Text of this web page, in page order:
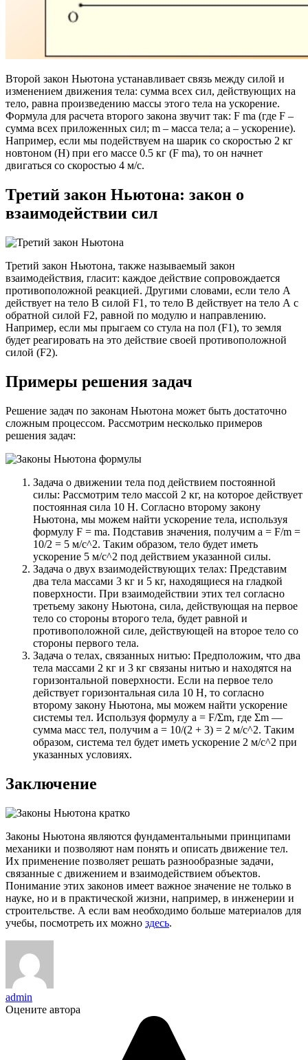
Второй закон Ньютона устанавливает связь между силой и
изменением движения тела: сумма всех сил, действующих на
тело, равна произведению массы этого тела на ускорение.
Формула для расчета второго закона звучит так: F ma (где F –
сумма всех приложенных сил; m – масса тела; a – ускорение).
Например, если мы подействуем на шарик со скоростью 2 кг
новтоном (Н) при его массе 0.5 кг (F ma), то он начнет
двигаться со скоростью 4 м/с.
Третий закон Ньютона: закон о
взаимодействии сил
Третий закон Ньютона, также называемый закон
взаимодействия, гласит: каждое действие сопровождается
противоположной реакцией. Другими словами, если тело А
действует на тело В силой F1, то тело В действует на тело А с
обратной силой F2, равной по модулю и направлению.
Например, если мы прыгаем со стула на пол (F1), то земля
будет реагировать на это действие своей противоположной
силой (F2).
Примеры решения задач
Решение задач по законам Ньютона может быть достаточно
сложным процессом. Рассмотрим несколько примеров
решения задач:
Задача о движении тела под действием постоянной
силы: Рассмотрим тело массой 2 кг, на которое действует
постоянная сила 10 Н. Согласно второму закону
Ньютона, мы можем найти ускорение тела, используя
формулу F = ma. Подставив значения, получим a = F/m =
10/2 = 5 м/с^2. Таким образом, тело будет иметь
ускорение 5 м/с^2 под действием указанной силы.
Задача о двух взаимодействующих телах: Представим
два тела массами 3 кг и 5 кг, находящиеся на гладкой
поверхности. При взаимодействии этих тел согласно
третьему закону Ньютона, сила, действующая на первое
тело со стороны второго тела, будет равной и
противоположной силе, действующей на второе тело со
стороны первого тела.
Задача о телах, связанных нитью: Предположим, что два
тела массами 2 кг и 3 кг связаны нитью и находятся на
горизонтальной поверхности. Если на первое тело
действует горизонтальная сила 10 Н, то согласно
второму закону Ньютона, мы можем найти ускорение
системы тел. Используя формулу a = F/Σm, где Σm —
сумма масс тел, получим a = 10/(2 + 3) = 2 м/с^2. Таким
образом, система тел будет иметь ускорение 2 м/с^2 при
указанных условиях.
Заключение
Законы Ньютона являются фундаментальными принципами
механики и позволяют нам понять и описать движение тел.
Их применение позволяет решать разнообразные задачи,
связанные с движением и взаимодействием объектов.
Понимание этих законов имеет важное значение не только в
науке, но и в практической жизни, например, в инженерии и
строительстве. А если вам необходимо больше материалов для
учебы, посмотреть их можно здесь.
admin
Оцените автора